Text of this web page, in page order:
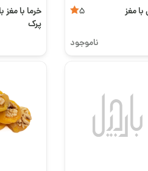
مغز
5
ناموجود
خرما با مغز
پرک